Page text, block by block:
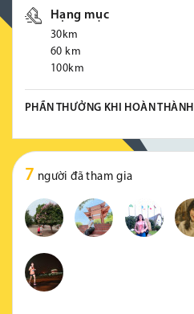
Hạng mục
30km
60 km
100km
PHẦN THƯỞNG KHI HOÀN THÀNH
7 người đã tham gia